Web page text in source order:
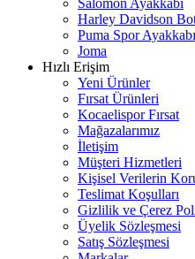
Harley Davidson
Puma Spor Ayakkabı
Joma
Hızlı Erişim
Yeni Ürünler
Fırsat Ürünleri
Kocaelispor Fırsat
Mağazalarımız
İletişim
Müşteri Hizmetleri
Kişisel Verilerin
Teslimat Koşulları
Gizlilik ve Çerez
Üyelik Sözleşmesi
Satış Sözleşmesi